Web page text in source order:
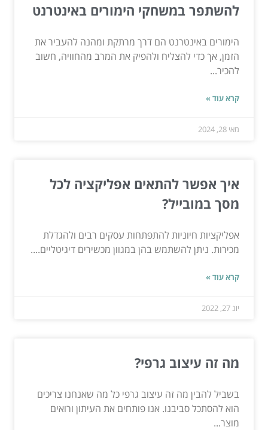
להשתפר במשחקי הימורים באינטרנט
הימורים באינטרנט הם דרך מרתקת ומהנה להעביר את
הזמן, אך כדי להצליח ולהפיק את המרב מהחוויה, חשוב
להכיר...
קרא עוד »
מאי 28, 2024
איך אפשר להתאים אפליקציה לכל
מסך במובייל?
אפליקציות חיוניות להתפתחות עסקים רבים ולהגדלת
מכירות. ניתן להשתמש בהן במגוון מכשירים דיגיטליים....
קרא עוד »
יונ 27, 2022
מה זה עיצוב גרפי?
בשביל להבין מה זה עיצוב גרפי כל מה שאנחנו צריכים
הוא להסתכל סביבנו. אנו פותחים את העיתון ורואים
מוצר...